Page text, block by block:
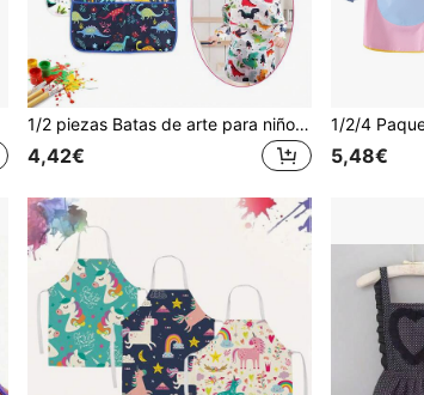
1/2 piezas Batas de arte para niños con diseño de dinosaurio, delantal impermeable para artistas con mangas largas y 3 bolsillos para niños de 3 a 8 años
4,42€ 5,48€